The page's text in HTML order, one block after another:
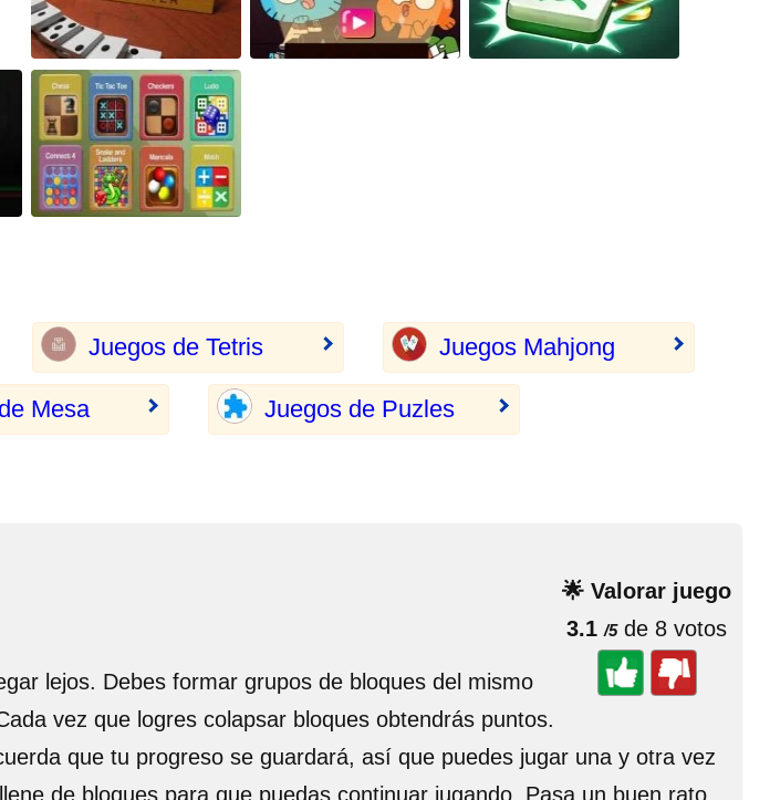
Juegos de Tetris Juegos Mahjong
Mesa Juegos de Puzles
🌟 Valorar juego
3.1 /5de 8 votos
lejos. Debes formar grupos de bloques del mismo
vez que logres colapsar bloques obtendrás puntos.
que tu progreso se guardará, así que puedes jugar una y otra vez
de bloques para que puedas continuar jugando. Pasa un buen rato